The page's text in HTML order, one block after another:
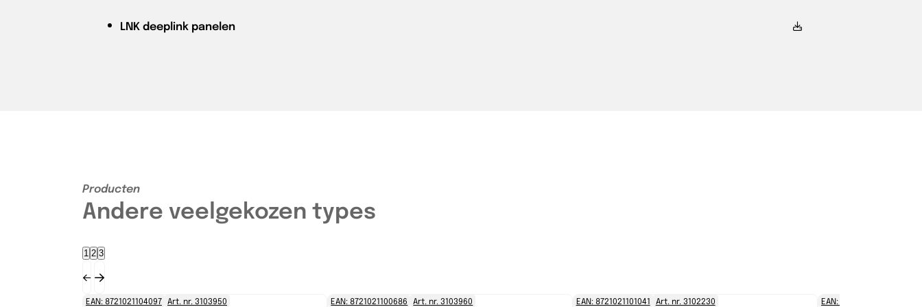
LNKdeeplink panelen
Producten
Andere veelgekozen types
1 2 3
EAN: 8721021104097 Art. nr. 3103950 EAN: 8721021100686 Art. nr. 3103960 EAN: 8721021101041 Art. nr. 3102230 EAN: 8721021101058